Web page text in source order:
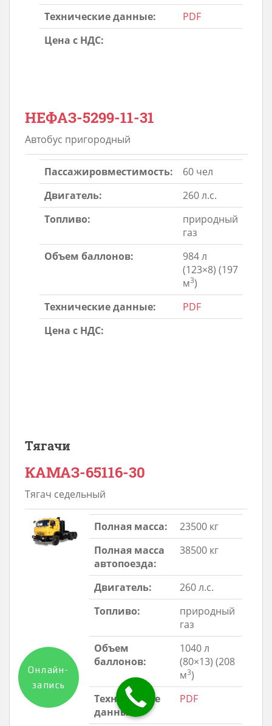
Технические данные:
PDF
Цена с НДС:
НЕФАЗ-5299-11-31
Автобус пригородный
Пассажировместимость:
60 чел
Двигатель:
260 л.с.
Топливо:
природный
газ
Объем баллонов:
984 л
(123×8) (197
м3)
Технические данные:
PDF
Цена с НДС:
Тягачи
КАМАЗ-65116-30
Тягач седельный
Полная масса:
23500 кг
Полная масса
автопоезда:
38500 кг
Двигатель:
260 л.с.
Топливо:
природный
газ
Объем
баллонов:
1040 л
(80×13) (208
м3)
Технические
данные:
PDF
Онлайн-
запись